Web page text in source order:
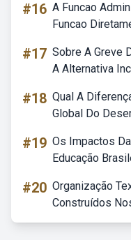
#16 A Funcao
Funcao
#17 Sobre A Greve
A Alternativa
#18 Qual A
Global Do
#19 Os Impactos
Educação
#20 Organização
Construídos